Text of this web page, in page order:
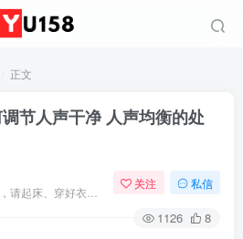
正文
节人声干净 人声均衡的处
关注 私信
1126 8